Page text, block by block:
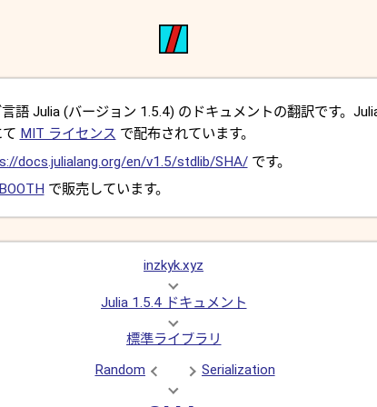
語 Julia (バージョン 1.5.4) のドキュメントの翻訳です。
MIT ライセンス で配布されています。
docs.julialang.org/en/v1.5/stdlib/SHA/です。
BOOTH で販売しています。
inzkyk.xyz
Julia 1.5.4 ドキュメント
標準ライブラリ
Random
Serialization